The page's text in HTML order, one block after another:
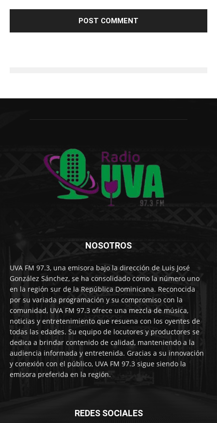
NOSOTROS
UVA FM 97.3, una emisora bajo la dirección de Luis José
González Sánchez, se ha consolidado como la número uno
en la región sur de la República Dominicana. Reconocida
por su variada programación y su compromiso con la
comunidad, UVA FM 97.3 ofrece una mezcla de música,
noticias y entretenimiento que resuena con los oyentes de
todas las edades. Su equipo de locutores y productores se
dedica a brindar contenido de calidad, manteniendo a la
audiencia informada y entretenida. Gracias a su innovación
y conexión con el público, UVA FM 97.3 sigue siendo la
emisora preferida en la región.
REDES SOCIALES